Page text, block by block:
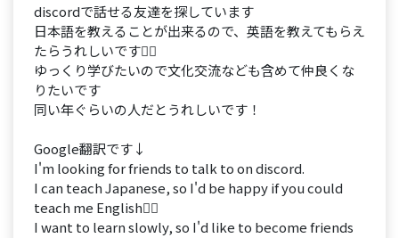
discordで話せる友達を探しています
日本語を教えることが出来るので、英語を教えてもらえ
たらうれしいです👍🏻
ゆっくり学びたいので文化交流なども含めて仲良くな
りたいです
同い年ぐらいの人だとうれしいです！
Google翻訳です↓
I'm looking for friends to talk to on discord.
I can teach Japanese, so I'd be happy if you could
teach me English👍🏻
I want to learn slowly, so I'd like to become friends